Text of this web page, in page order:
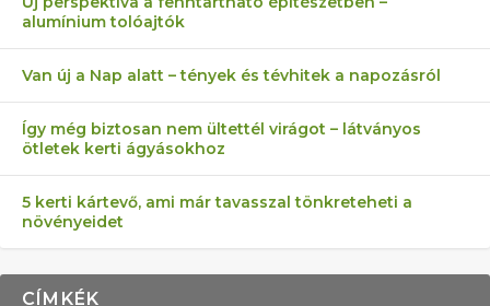
KEZDŐKNEK
ELLEN
TÉRKŐ ÉS MURVA
AZ EGY KÖ…
alumínium tolóajtók
Van új a Nap alatt – tények és tévhitek a napozásról
Így még biztosan nem ültettél virágot – látványos
ötletek kerti ágyásokhoz
5 kerti kártevő, ami már tavasszal tönkreteheti a
növényeidet
CÍMKÉK